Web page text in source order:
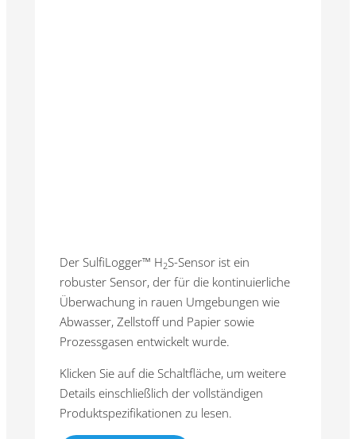
Der SulfiLogger™ H2S-Sensor ist ein
robuster Sensor, der für die kontinuierliche
Überwachung in rauen Umgebungen wie
Abwasser, Zellstoff und Papier sowie
Prozessgasen entwickelt wurde.
Klicken Sie auf die Schaltfläche, um weitere
Details einschließlich der vollständigen
Produktspezifikationen zu lesen.